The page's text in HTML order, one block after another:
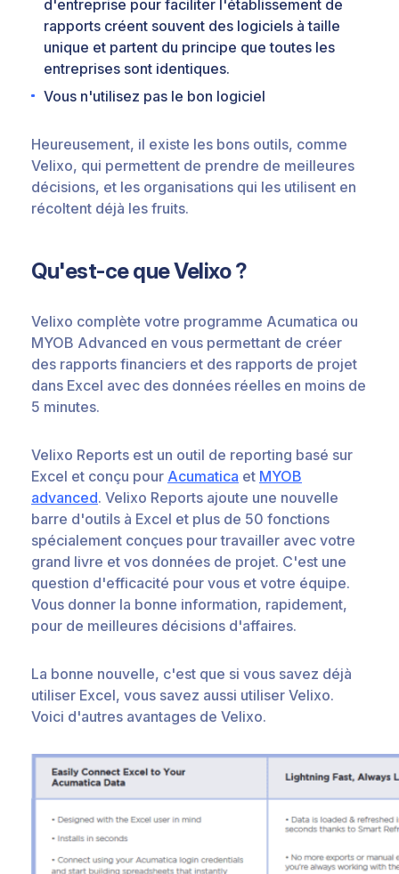
d'entreprise pour faciliter l'établissement de
rapports créent souvent des logiciels à taille
unique et partent du principe que toutes les
entreprises sont identiques.
Vous n'utilisez pas le bon logiciel
Heureusement, il existe les bons outils, comme
Velixo, qui permettent de prendre de meilleures
décisions, et les organisations qui les utilisent en
récoltent déjà les fruits.
Qu'est-ce que Velixo ?
Velixo complète votre programme Acumatica ou
MYOB Advanced en vous permettant de créer
des rapports financiers et des rapports de projet
dans Excel avec des données réelles en moins de
5 minutes.
Velixo Reports est un outil de reporting basé sur
Excel et conçu pour Acumatica et MYOB
advanced. Velixo Reports ajoute une nouvelle
barre d'outils à Excel et plus de 50 fonctions
spécialement conçues pour travailler avec votre
grand livre et vos données de projet. C'est une
question d'efficacité pour vous et votre équipe.
Vous donner la bonne information, rapidement,
pour de meilleures décisions d'affaires.
La bonne nouvelle, c'est que si vous savez déjà
utiliser Excel, vous savez aussi utiliser Velixo.
Voici d'autres avantages de Velixo.